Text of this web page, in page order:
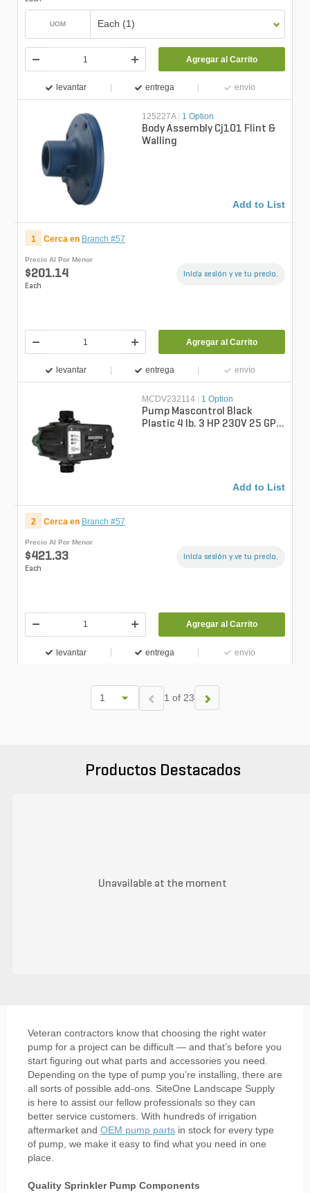
UOM Each (1)
Agregar al Carrito
levantar entrega envío
125227A 1 Option
Body Assembly Cj101 Flint &
Walling
Add to List
1 Cerca en Branch #57
Precio Al Por Menor
$201.14
Each
Inicia sesión y ve tu precio.
Agregar al Carrito
levantar entrega envío
MCDV232114 | 1 Option
Pump Mascontrol Black
Plastic 4 lb. 3 HP 230V 25 GPM
Add to List
2 Cerca en Branch #57
Precio Al Por Menor
$421.33
Each
Inicia sesión y ve tu precio.
Agregar al Carrito
levantar entrega envío
1 of 23
Productos Destacados
Unavailable at the moment
Veteran contractors know that choosing the right water
pump for a project can be difficult — and that’s before you
start figuring out what parts and accessories you need.
Depending on the type of pump you’re installing, there are
all sorts of possible add-ons. SiteOne Landscape Supply
is here to assist our fellow professionals so they can
better service customers. With hundreds of irrigation
aftermarket and OEM pump parts in stock for every type
of pump, we make it easy to find what you need in one
place.
Quality Sprinkler Pump Components